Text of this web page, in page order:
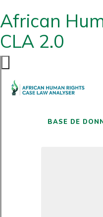
African
CLA 2.0
BASE DE